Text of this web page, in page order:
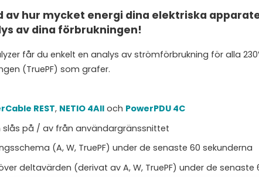
av hur mycket energi dina elektriska
av dina förbrukningen!
får du enkelt en analys av strömförbrukning för alla
(TruePF) som grafer.
REST, NETIO 4All och PowerPDU 4C
slås på / av från användargränssnittet
(A, W, TruePF) under de senaste 60 sekunderna
deltavärden (derivat av A, W, TruePF) under de senaste